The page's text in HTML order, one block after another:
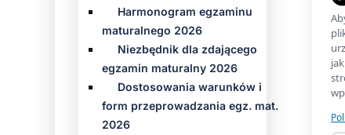
Harmonogram egzaminu
maturalnego 2026
Niezbędnik dla zdającego
egzamin maturalny 2026
Dostosowania warunków i
form przeprowadzania egz. mat.
2026